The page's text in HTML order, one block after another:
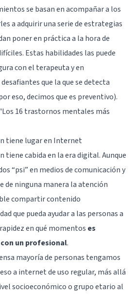
se basan en acompañar a los
a adquirir una serie de estrategias
poner en práctica a la hora de
Estas habilidades las puede
con el terapeuta y en
que la que se detecta
eso, decimos que es preventivo).
16 trastornos mentales más
tiene lugar en Internet
tiene cabida en la era digital. Aunque
“psi” en medios de comunicación y
de ninguna manera la atención
compartir contenido
que pueda ayudar a las personas a
en qué momentos es
un profesional.
mayoría de personas tengamos
a internet de uso regular, más allá
socioeconómico o grupo etario al